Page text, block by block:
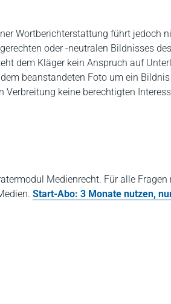
Wortberichterstattung führt jedoch
oder -neutralen Bildnisses
dem Kläger kein Anspruch auf
beanstandeten Foto um ein
Verbreitung keine berechtigten
Medienrecht. Für alle Fragen
Start-Abo: 3 Monate nutzen,